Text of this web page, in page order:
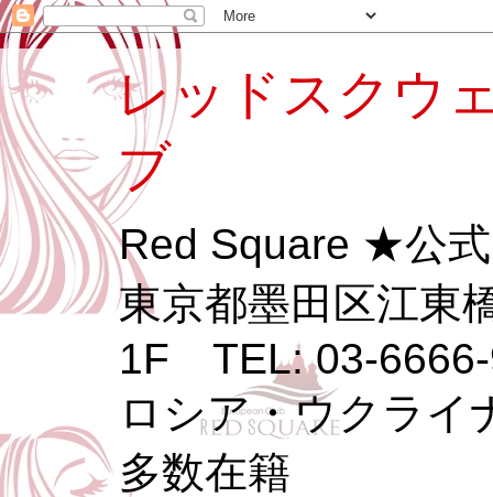
レッドスクウ
ブ
Red Square ★公
東京都墨田区江東
1F TEL: 03-
ロシア・ウクライ
多数在籍